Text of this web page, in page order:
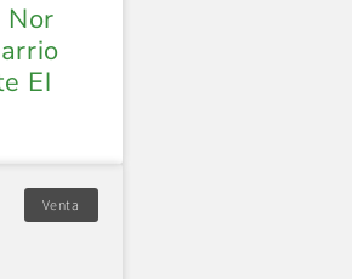
Nor
El
Venta